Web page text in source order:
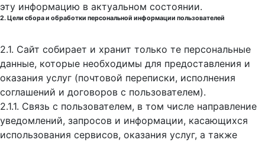
эту информацию в актуальном состоянии.
2. Цели сбора и обработки персональной информации пользователей
2.1. Сайт собирает и хранит только те персональные
данные, которые необходимы для предоставления и
оказания услуг (почтовой переписки, исполнения
соглашений и договоров с пользователем).
2.1.1. Связь с пользователем, в том числе направление
уведомлений, запросов и информации, касающихся
использования сервисов, оказания услуг, а также